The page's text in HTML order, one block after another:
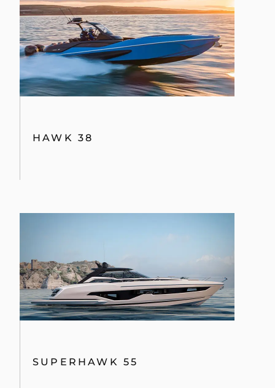
HAWK 38
SUPERHAWK 55